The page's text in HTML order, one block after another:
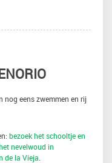
nog eens zwemmen en rij
bezoek het schooltje en
nevelwoud in
de la Vieja